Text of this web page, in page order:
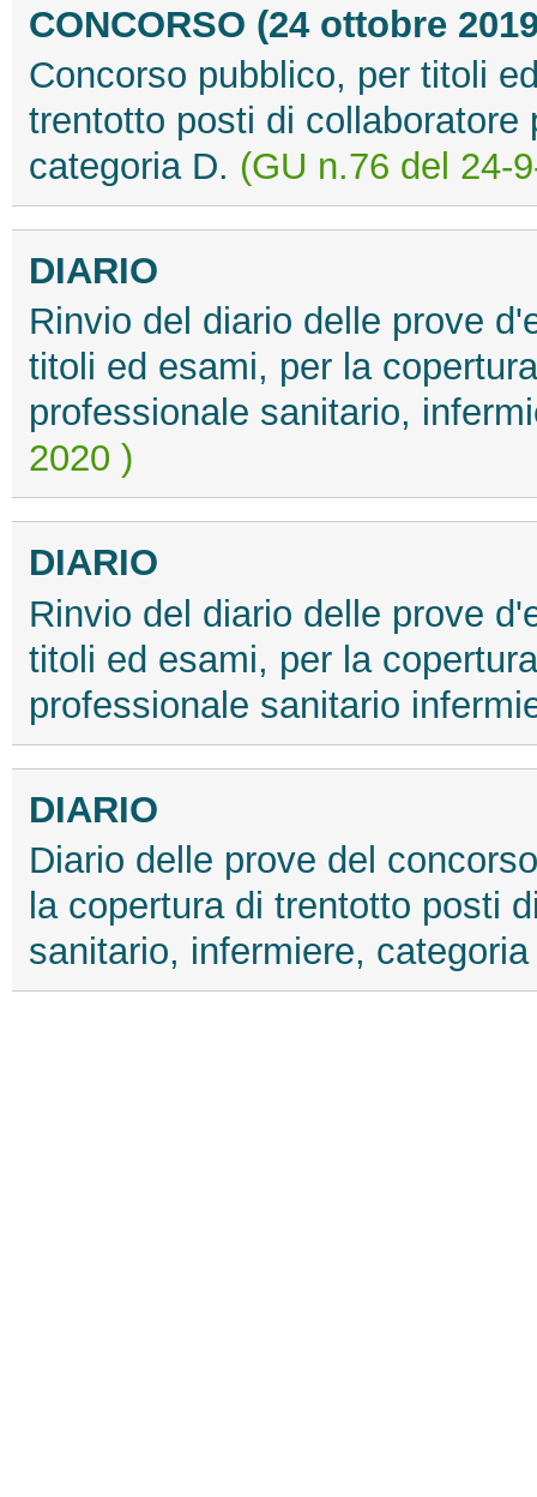
CONCORSO (24 ottobre
Concorso pubblico, per titoli
trentotto posti di
categoria D. (GU n.76 del 24-
DIARIO
Rinvio del diario delle prove
titoli ed esami, per la
professionale sanitario,
2020 )
DIARIO
Rinvio del diario delle prove
titoli ed esami, per la
professionale sanitario
DIARIO
Diario delle prove del
la copertura di trentotto posti
sanitario, infermiere,